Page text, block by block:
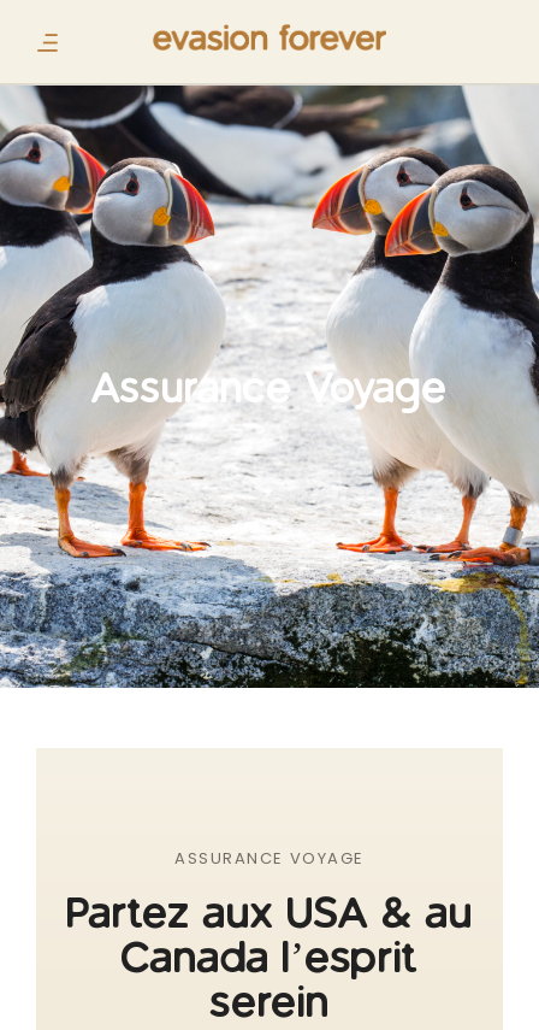
Assurance Voyage
ASSURANCE VOYAGE
Partez aux USA & au
Canada l’esprit
serein